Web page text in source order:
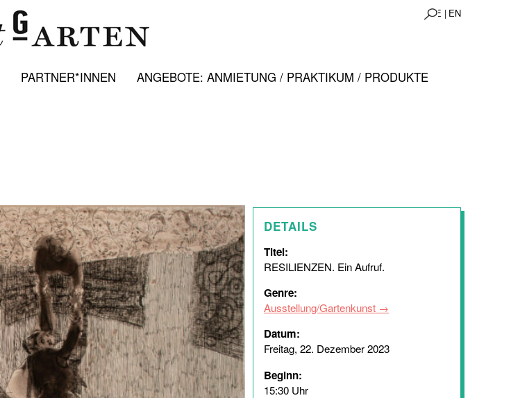
DE | EN
PARTNER*INNEN ANGEBOTE: ANMIETUNG / PRAKTIKUM / PRODUKTE
DETAILS
Titel:
RESILIENZEN. Ein Aufruf.
Genre:
Ausstellung/Gartenkunst
Datum:
Freitag, 22. Dezember 2023
Beginn:
15:30 Uhr